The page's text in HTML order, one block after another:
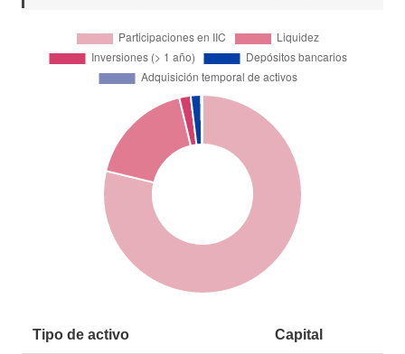
Tipo de activo Capital